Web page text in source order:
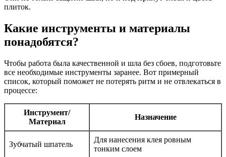
плиток.
Какие инструменты и материалы
понадобятся?
Чтобы работа была качественной и шла без сбоев, подготовьте
все необходимые инструменты заранее. Вот примерный
список, который поможет не потерять ритм и не отвлекаться в
процессе:
Инструмент/
Материал
Назначение
Зубчатый шпатель
Для нанесения клея ровным
тонким слоем